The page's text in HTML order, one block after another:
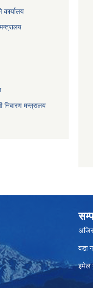
कार्यालय
निवारण मन्त्रालय
वडा
इमेल